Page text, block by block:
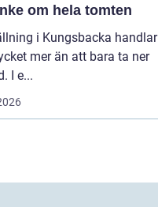
om hela tomten
i Kungsbacka handlar
mer än att bara ta ner
I e...